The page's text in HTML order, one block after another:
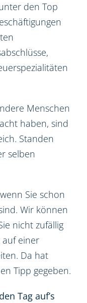
den Top
Menschen
haben, sind
Standen
selben
Sie schon
Wir können
nicht zufällig
einer
Da hat
Tipp gegeben.
Tag auf’s